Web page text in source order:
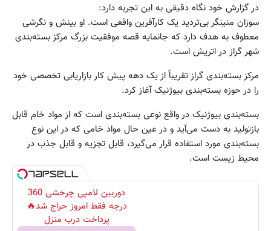
در گزارش خود نگاه دقیقی به این تجربه دارد:
سوزان منینگر بی‌تردید یک کارآفرین واقعی است. او بینش و نگرشی
معطوف به هدف دارد که جانمایه قصه موفقیت بزرگ مرکز بسته‌بندی
شهر گراز در اتریش است.
مرکز بسته‌بندی گراز تقریباً از یک دهه پیش کار بازاریابی تخصصی خود
را در حوزه بسته‌بندی بیوژنیک آغاز کرد.
بسته‌بندی بیوژنیک در واقع نوعی بسته‌بندی است که از مواد خام قابل
بازتولید به دست می‌آید و در عین حال مواد خامی که در این نوع
بسته‌بندی مورد استفاده قرار می‌گیرد، قابل تجزیه و قابل جذب در
محیط زیست است.
دوربین لامپی چرخشی 360
درجه فقط امروز حراج شد🔥
پرداخت درب منزل